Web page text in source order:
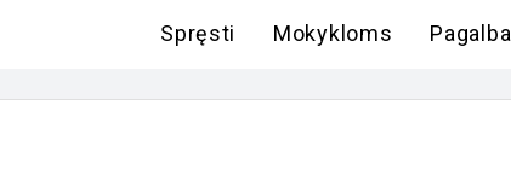
Spręsti Mokykloms Pagalba